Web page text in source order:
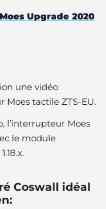
Upgrade 2020
une vidéo
Moes tactile ZTS-EU.
l’interrupteur Moes
le module
Coswall idéal